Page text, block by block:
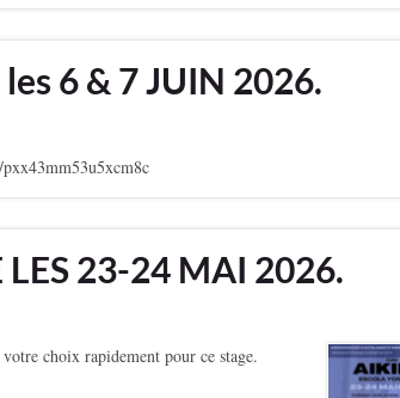
les 6 & 7 JUIN 2026.
LES 23-24 MAI 2026.
choix rapidement pour ce stage.